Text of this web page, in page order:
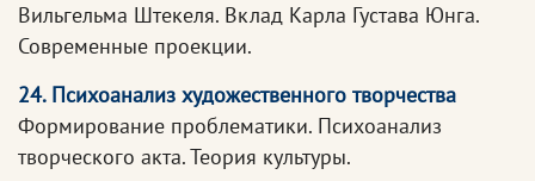
Вильгельма Штекеля. Вклад Карла Густава Юнга.
Современные проекции.
24. Психоанализ художественного творчества
Формирование проблематики. Психоанализ
творческого акта. Теория культуры.